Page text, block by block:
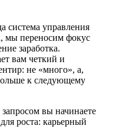
система управления
мы переносим фокус
заработка.
вам четкий и
не «много», а,
к следующему
вы начинаете
роста: карьерный